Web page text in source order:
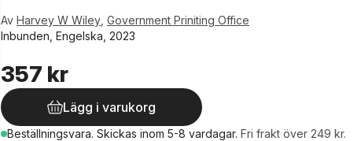
Av Harvey W Wiley Government Priniting Office
Inbunden, Engelska, 2023
357 kr
Lägg i varukorg
Beställningsvara. Skickas inom 5-8 vardagar. Fri frakt över 249 kr.